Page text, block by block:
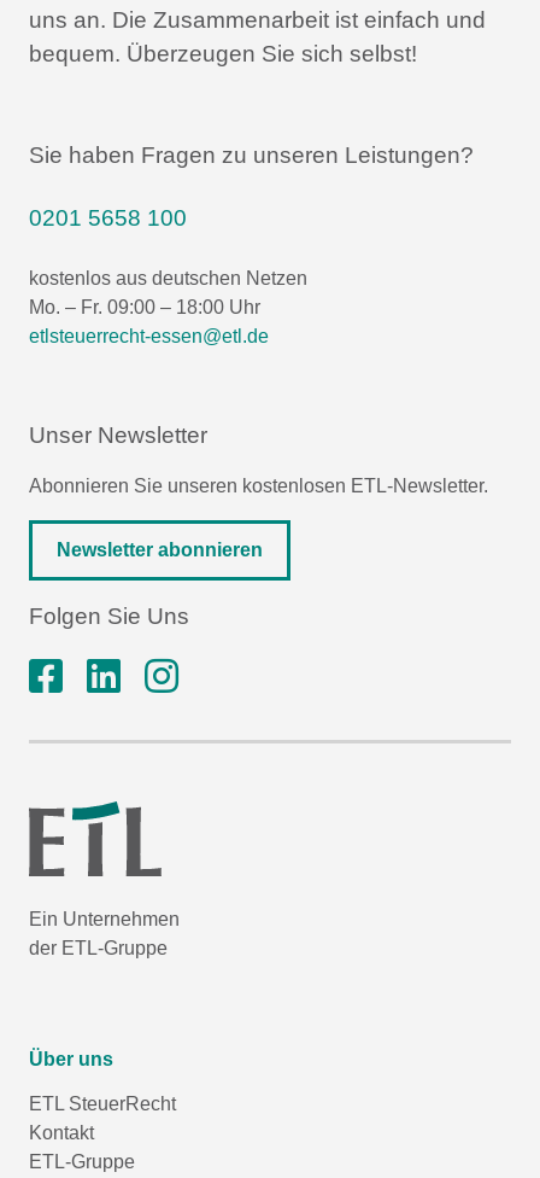
uns an. Die Zusammenarbeit ist einfach und
bequem. Überzeugen Sie sich selbst!
Sie haben Fragen zu unseren Leistungen?
0201 5658 100
kostenlos aus deutschen Netzen
Mo. – Fr. 09:00 – 18:00 Uhr
etlsteuerrecht-essen@etl.de
Unser Newsletter
Abonnieren Sie unseren kostenlosen ETL-Newsletter.
Newsletter abonnieren
Folgen Sie Uns
Ein Unternehmen
der ETL-Gruppe
Über uns
ETL SteuerRecht
Kontakt
ETL-Gruppe